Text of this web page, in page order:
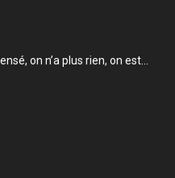
on n’a plus rien, on est...